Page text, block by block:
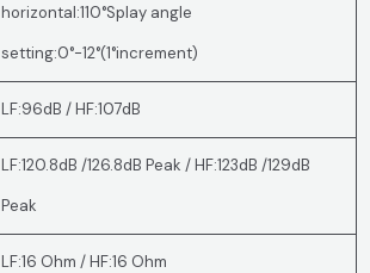
horizontal:110°Splay angle
setting:0°-12°(1°increment)
LF:96dB / HF:107dB
LF:120.8dB /126.8dB Peak / HF:123dB /129dB
Peak
LF:16 Ohm / HF:16 Ohm